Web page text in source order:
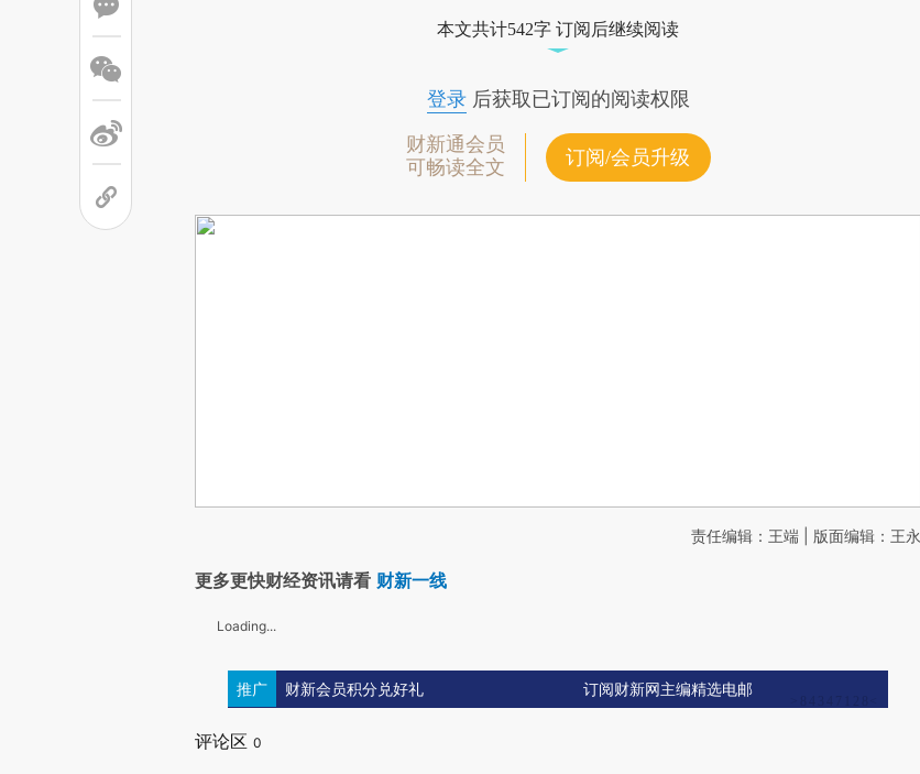
本文共计542字 订阅后继续阅读
登录后获取已订阅的阅读权限
财新通会员
可畅读全文
订阅/会员升级
责任编辑：王端 | 版面编辑：王永
更多更快财经资讯请看 财新一线
Loading...
推广 财新会员积分兑好礼 订阅财新网主编精选电邮
评论区 0